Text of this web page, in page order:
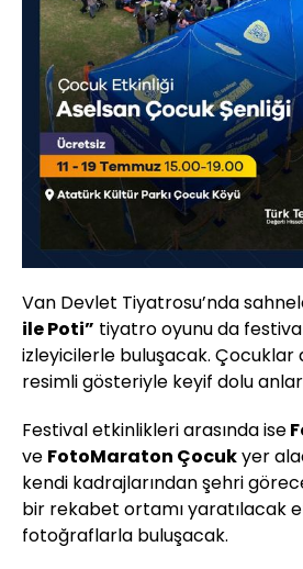
Van Devlet Tiyatrosu’nda
ile Poti” tiyatro oyunu da
izleyicilerle buluşacak. Çocuklar
resimli gösteriyle keyif dolu
Festival etkinlikleri arasında ise
ve FotoMaraton Çocukyer
kendi kadrajlarından şehri
bir rekabet ortamı yaratılacak
fotoğraflarla buluşacak.